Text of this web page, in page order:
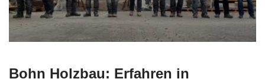
Bohn Holzbau: Erfahren in